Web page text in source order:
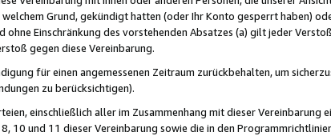
Grund, gekündigt hatten (oder Ihr Konto gesperrt haben)
Einschränkung des vorstehenden Absatzes (a) gilt jeder
gegen diese Vereinbarung.
für einen angemessenen Zeitraum zurückbehalten, um
zu berücksichtigen).
einschließlich aller im Zusammenhang mit dieser Vereinbarung
10 und 11 dieser Vereinbarung sowie die in den